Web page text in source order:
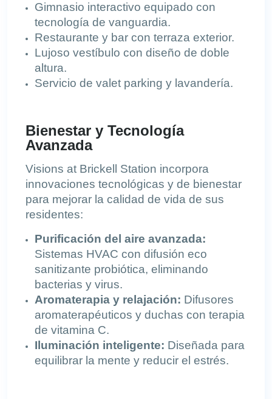
Gimnasio interactivo equipado con
tecnología de vanguardia.
Restaurante y bar con terraza exterior.
Lujoso vestíbulo con diseño de doble
altura.
Servicio de valet parking y lavandería.
Bienestar y Tecnología
Avanzada
Visions at Brickell Station incorpora
innovaciones tecnológicas y de bienestar
para mejorar la calidad de vida de sus
residentes:
Purificación del aire avanzada:
Sistemas HVAC con difusión eco
sanitizante probiótica, eliminando
bacterias y virus.
Aromaterapia y relajación: Difusores
aromaterapéuticos y duchas con terapia
de vitamina C.
Iluminación inteligente: Diseñada para
equilibrar la mente y reducir el estrés.